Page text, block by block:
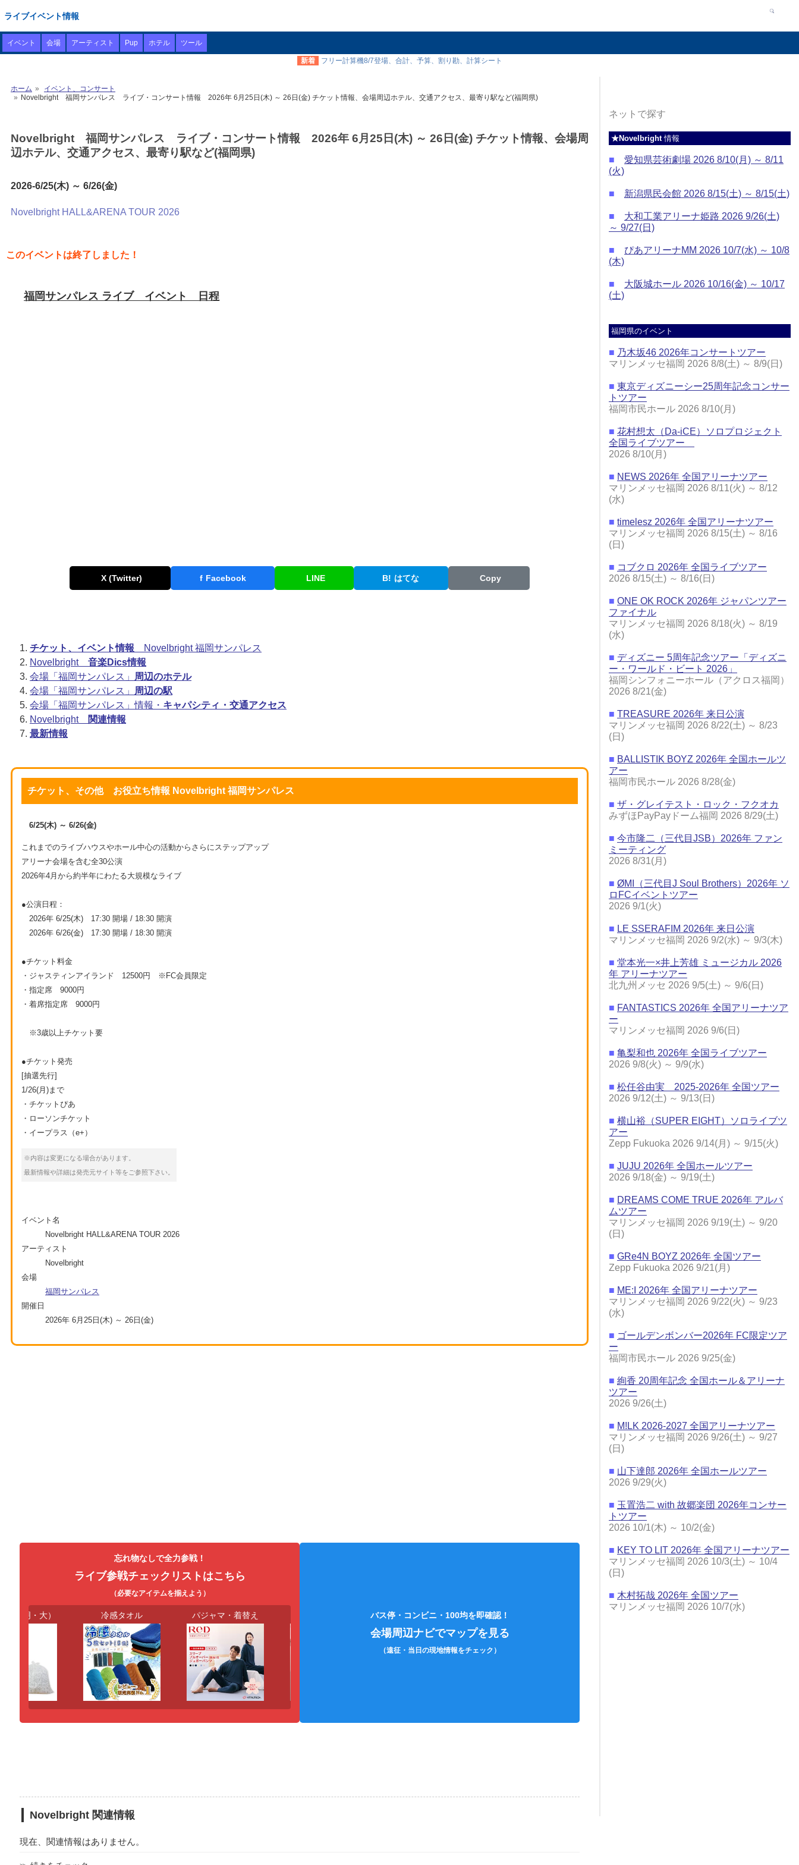
ライブイベント情報
イベント 会場 アーティスト Pup ホテル ツール
新着 フリー計算機8/7登場、合計、予算、割り勘、計算シート
ホーム
イベント、コンサート
Novelbright 福岡サンパレス ライブ・コンサート情報 2026年 6月25日(木) ～ 26日(金) チケット情報、会場周辺ホテル、交通アクセス、最寄り駅など(福岡県)
Novelbright 福岡サンパレス ライブ・コンサート情報 2026年 6月25日(木) ～ 26日(金) チケット情報、会場周
辺ホテル、交通アクセス、最寄り駅など(福岡県)
2026-6/25(木) ～ 6/26(金)
Novelbright HALL&ARENA TOUR 2026
このイベントは終了しました！
福岡サンパレス ライブ イベント 日程
X (Twitter) f Facebook LINE B! はてな Copy
チケット、イベント情報 Novelbright 福岡サンパレス
Novelbright 音楽Dics情報
会場「福岡サンパレス」
周辺のホテル
会場「福岡サンパレス」
周辺の駅
会場「福岡サンパレス」情報・ キャパシティ・交通アクセス
Novelbright
関連情報
最新情報
チケット、その他 お役立ち情報 Novelbright 福岡サンパレス
6/25(木) ～ 6/26(金)
これまでのライブハウスやホール中心の活動からさらにステップアップ
アリーナ会場を含む全30公演
2026年4月から約半年にわたる大規模なライブ
●公演日程：
2026年 6/25(木) 17:30 開場 / 18:30 開演
2026年 6/26(金) 17:30 開場 / 18:30 開演
●チケット料金
・ジャスティンアイランド 12500円 ※FC会員限定
・指定席 9000円
・着席指定席 9000円
※3歳以上チケット要
●チケット発売
[抽選先行]
1/26(月)まで
・チケットぴあ
・ローソンチケット
・イープラス（e+）
※内容は変更になる場合があります。
最新情報や詳細は発売元サイト等をご参照下さい。
イベント名
Novelbright HALL&ARENA TOUR 2026
アーティスト
Novelbright
会場
福岡サンパレス
開催日
2026年 6月25日(木) ～ 26日(金)
忘れ物なしで全力参戦！
ライブ参戦チェックリストはこちら
（必要なアイテムを揃えよう）
透明・大） 冷感タオル パジャマ・着替え 各種充電コード 双眼鏡（防振など）
バス停・コンビニ・100均を即確認！
会場周辺ナビでマップを見る
（遠征・当日の現地情報をチェック）
Novelbright 関連情報
現在、関連情報はありません。
ネットで探す
★Novelbright情報
■
愛知県芸術劇場 2026 8/10(月) ～ 8/11
(火)
■ 新潟県民会館 2026 8/15(土) ～ 8/15(土)
■
大和工業アリーナ姫路 2026 9/26(土)
～ 9/27(日)
■
ぴあアリーナMM 2026 10/7(水) ～ 10/8
(木)
■
大阪城ホール 2026 10/16(金) ～ 10/17
(土)
福岡県のイベント
■ 乃木坂46 2026年コンサートツアー
マリンメッセ福岡 2026 8/8(土) ～ 8/9(日)
■ 東京ディズニーシー25周年記念コンサー
トツアー
福岡市民ホール 2026 8/10(月)
■ 花村想太（Da-iCE）ソロプロジェクト
全国ライブツアー
2026 8/10(月)
■ NEWS 2026年 全国アリーナツアー
マリンメッセ福岡 2026 8/11(火) ～ 8/12
(水)
■ timelesz 2026年 全国アリーナツアー
マリンメッセ福岡 2026 8/15(土) ～ 8/16
(日)
■ コブクロ 2026年 全国ライブツアー
2026 8/15(土) ～ 8/16(日)
■ ONE OK ROCK 2026年 ジャパンツアー
ファイナル
マリンメッセ福岡 2026 8/18(火) ～ 8/19
(水)
■ ディズニー 5周年記念ツアー「ディズニ
ー・ワールド・ビート 2026」
福岡シンフォニーホール（アクロス福岡）
2026 8/21(金)
■ TREASURE 2026年 来日公演
マリンメッセ福岡 2026 8/22(土) ～ 8/23
(日)
■ BALLISTIK BOYZ 2026年 全国ホールツ
アー
福岡市民ホール 2026 8/28(金)
■ ザ・グレイテスト・ロック・フクオカ
みずほPayPayドーム福岡 2026 8/29(土)
■ 今市隆二（三代目JSB）2026年 ファン
ミーティング
2026 8/31(月)
■ ØMI（三代目J Soul Brothers）2026年 ソ
ロFCイベントツアー
2026 9/1(火)
■ LE SSERAFIM 2026年 来日公演
マリンメッセ福岡 2026 9/2(水) ～ 9/3(木)
■ 堂本光一×井上芳雄 ミュージカル 2026
年 アリーナツアー
北九州メッセ 2026 9/5(土) ～ 9/6(日)
■ FANTASTICS 2026年 全国アリーナツア
ー
マリンメッセ福岡 2026 9/6(日)
■ 亀梨和也 2026年 全国ライブツアー
2026 9/8(火) ～ 9/9(水)
■ 松任谷由実 2025-2026年 全国ツアー
2026 9/12(土) ～ 9/13(日)
■ 横山裕（SUPER EIGHT）ソロライブツ
アー
Zepp Fukuoka 2026 9/14(月) ～ 9/15(火)
■ JUJU 2026年 全国ホールツアー
2026 9/18(金) ～ 9/19(土)
■ DREAMS COME TRUE 2026年 アルバ
ムツアー
マリンメッセ福岡 2026 9/19(土) ～ 9/20
(日)
■ GRe4N BOYZ 2026年 全国ツアー
Zepp Fukuoka 2026 9/21(月)
■ ME:I 2026年 全国アリーナツアー
マリンメッセ福岡 2026 9/22(火) ～ 9/23
(水)
■ ゴールデンボンバー2026年 FC限定ツア
ー
福岡市民ホール 2026 9/25(金)
■ 絢香 20周年記念 全国ホール＆アリーナ
ツアー
2026 9/26(土)
■ M!LK 2026-2027 全国アリーナツアー
マリンメッセ福岡 2026 9/26(土) ～ 9/27
(日)
■ 山下達郎 2026年 全国ホールツアー
2026 9/29(火)
■ 玉置浩二 with 故郷楽団 2026年コンサー
トツアー
2026 10/1(木) ～ 10/2(金)
■ KEY TO LIT 2026年 全国アリーナツアー
マリンメッセ福岡 2026 10/3(土) ～ 10/4
(日)
■ 木村拓哉 2026年 全国ツアー
マリンメッセ福岡 2026 10/7(水)